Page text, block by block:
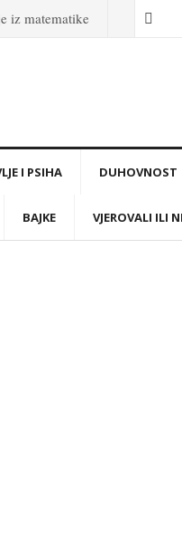
iz matematike
I PSIHA DUHOVNOST
BAJKE VJEROVALI ILI